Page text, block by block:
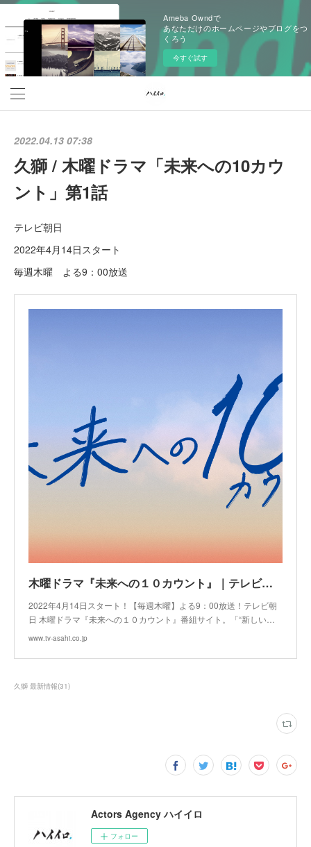
Ameba Owndで
あなただけのホームページやブログをつ
くろう
今すぐ試す
2022.04.13 07:38
久獅 / 木曜ドラマ「未来への10カウ
ント」第1話
テレビ朝日
2022年4月14日スタート
毎週木曜 よる9：00放送
木曜ドラマ『未来への１０カウント』｜テレビ朝日
2022年4月14日スタート！【毎週木曜】よる9：00放送！テレビ朝
日 木曜ドラマ『未来への１０カウント』番組サイト。「“新しい…
www.tv-asahi.co.jp
久獅 最新情報(31)
Actors Agency ハイイロ
フォロー